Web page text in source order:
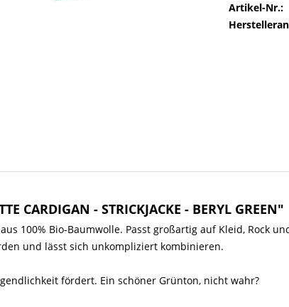
Artikel-Nr.:
- STRICKJACKE - BERYL GREEN"
100% Bio-Baumwolle. Passt großartig auf Kleid, Rock
und lässt sich unkompliziert kombinieren.
fördert. Ein schöner Grünton, nicht wahr?